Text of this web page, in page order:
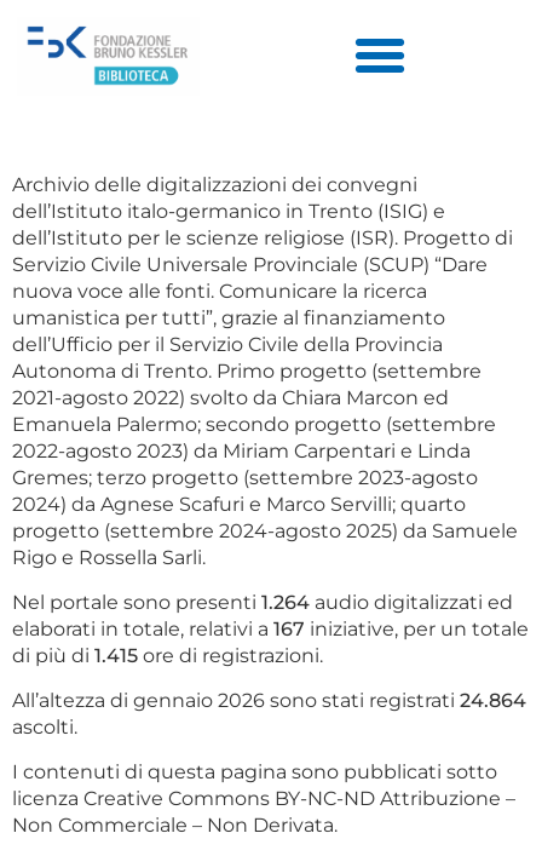
Archivio delle digitalizzazioni dei convegni
dell’Istituto italo-germanico in Trento (ISIG) e
dell’Istituto per le scienze religiose (ISR). Progetto di
Servizio Civile Universale Provinciale (SCUP) “Dare
nuova voce alle fonti. Comunicare la ricerca
umanistica per tutti”, grazie al finanziamento
dell’Ufficio per il Servizio Civile della Provincia
Autonoma di Trento. Primo progetto (settembre
2021-agosto 2022) svolto da Chiara Marcon ed
Emanuela Palermo; secondo progetto (settembre
2022-agosto 2023) da Miriam Carpentari e Linda
Gremes; terzo progetto (settembre 2023-agosto
2024) da Agnese Scafuri e Marco Servilli; quarto
progetto (settembre 2024-agosto 2025) da Samuele
Rigo e Rossella Sarli.
Nel portale sono presenti 1.264 audio digitalizzati ed
elaborati in totale, relativi a 167 iniziative, per un totale
di più di 1.415 ore di registrazioni.
All’altezza di gennaio 2026 sono stati registrati 24.864
ascolti.
I contenuti di questa pagina sono pubblicati sotto
licenza Creative Commons BY-NC-ND Attribuzione –
Non Commerciale – Non Derivata.